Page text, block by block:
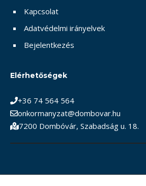
Kapcsolat
Adatvédelmi irányelvek
Bejelentkezés
Elérhetőségek
+36 74 564 564
onkormanyzat@dombovar.hu
7200 Dombóvár, Szabadság u. 18.